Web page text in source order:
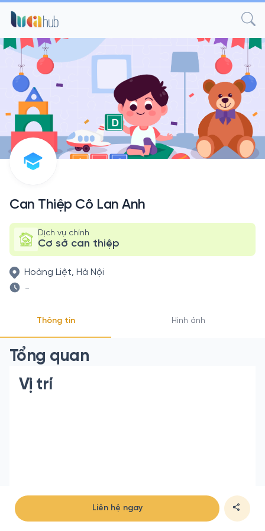
Can Thiệp Cô Lan Anh
Dịch vụ chính
Cơ sở can thiệp
Hoàng Liệt, Hà Nội
-
Thông tin Hình ảnh
Tổng quan
Vị trí
Liên hệ ngay